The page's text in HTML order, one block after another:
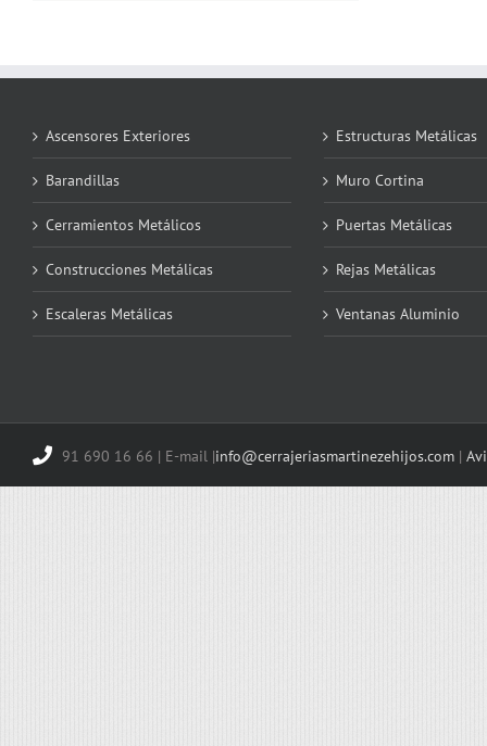
Ascensores Exteriores
Barandillas
Cerramientos Metálicos
Construcciones Metálicas
Escaleras Metálicas
Estructuras Metálicas
Muro Cortina
Puertas Metálicas
Rejas Metálicas
Ventanas Aluminio
91 690 16 66 | E-mail |info@cerrajeriasmartinezehijos.com |